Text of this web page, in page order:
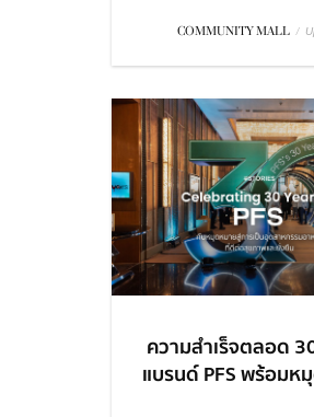
COMMUNITY MALL /
ความสำเร็จตลอด
แบรนด์ PFS พร้อมห